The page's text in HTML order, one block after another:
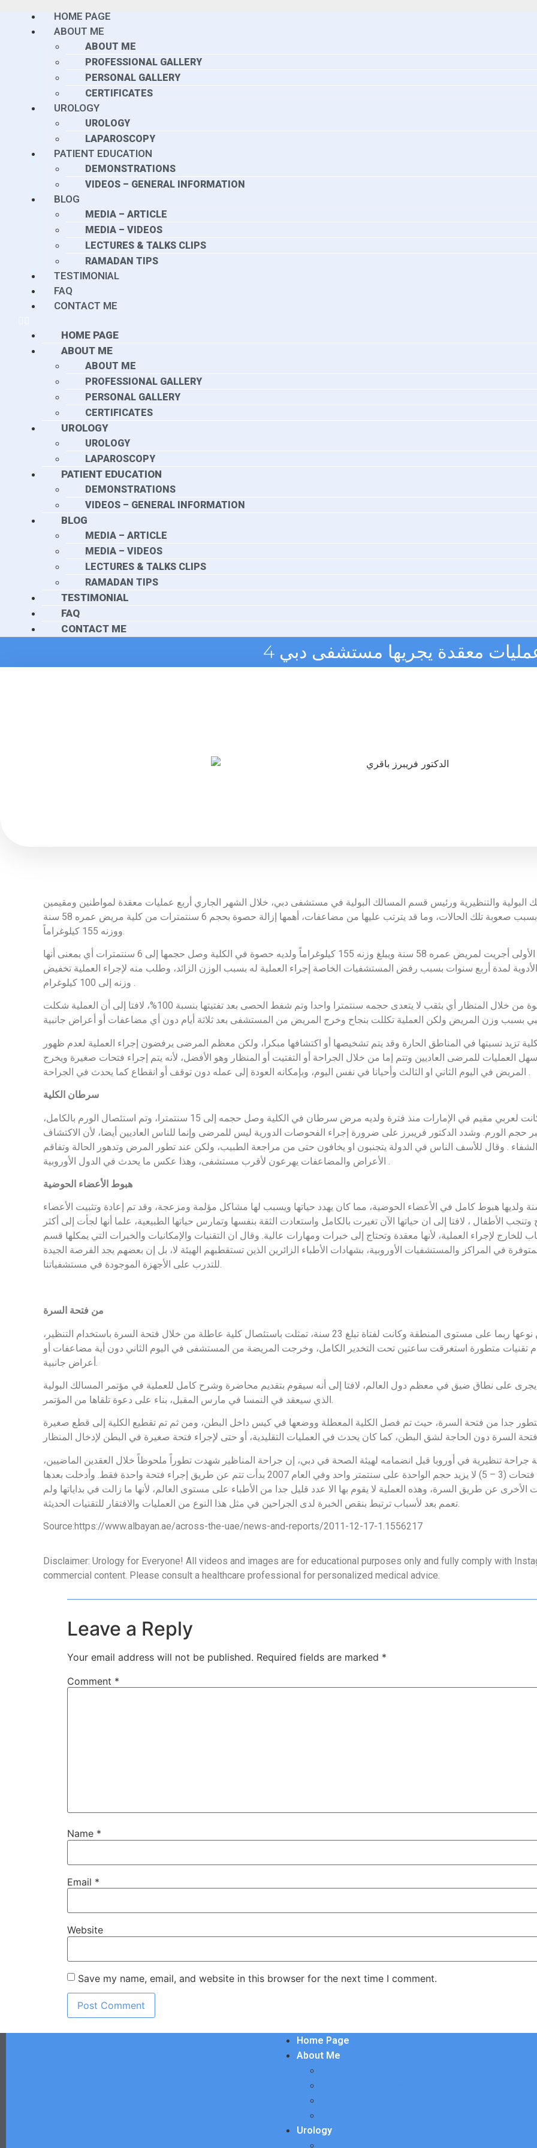
HOME PAGE
ABOUT ME
ABOUT ME
PROFESSIONAL GALLERY
PERSONAL GALLERY
CERTIFICATES
UROLOGY
UROLOGY
LAPAROSCOPY
PATIENT EDUCATION
DEMONSTRATIONS
VIDEOS – GENERAL INFORMATION
BLOG
MEDIA – ARTICLE
MEDIA – VIDEOS
LECTURES & TALKS CLIPS
RAMADAN TIPS
TESTIMONIAL
FAQ
CONTACT ME
HOME PAGE
ABOUT ME
ABOUT ME
PROFESSIONAL GALLERY
PERSONAL GALLERY
CERTIFICATES
UROLOGY
UROLOGY
LAPAROSCOPY
PATIENT EDUCATION
DEMONSTRATIONS
VIDEOS – GENERAL INFORMATION
BLOG
MEDIA – ARTICLE
MEDIA – VIDEOS
LECTURES & TALKS CLIPS
RAMADAN TIPS
TESTIMONIAL
FAQ
CONTACT ME
عمليات معقدة يجريها مستشفى دبي
والتنظيرية ورئيس قسم المسالك البولية في مستشفى دبي، خلال الشهر الجاري أربع عمليات معقدة لمواطنين ومقيمين
رفضت عدة مستشفيات في القطاع الخاص إجراءها لهم بسبب صعوبة تلك الحالات، وما قد يترتب عليها من مضاعفات، أهمها إزالة حصوة بحجم 6 سنتمترات من كلية مريض عمره 58 سنة
وقال الدكتور فريبرز في لقاء خاص مع «البيان»، إن العملية الأولى أجريت لمريض عمره 58 سنة ويبلغ وزنه 155 كيلوغراماً ولديه حصوة في الكلية وصل حجمها إلى 6 سنتمترات أي بمعنى أنها
لمدة أربع سنوات بسبب رفض المستشفيات الخاصة إجراء العملية له بسبب الوزن الزائد، وطلب منه لإجراء العملية تخفيض
وزنه إلى 100 كيلوغرام .
وأضاف، تم إجراء العملية للمريض وتم تفتيت وسحب الحصوة من خلال المنظار أي بثقب لا يتعدى حجمه سنتمترا واحدا وتم شفط الحصى بعد تفتيتها بنسبة 100%، لافتا إلى أن العملية شكلت
تزيد نسبتها في المناطق الحارة وقد يتم تشخيصها أو اكتشافها مبكرا، ولكن معظم المرضى يرفضون إجراء العملية لعدم ظهور
العمليات للمرضى العاديين وتتم إما من خلال الجراحة أو التفتيت أو المنظار وهو الأفضل، لأنه يتم إجراء فتحات صغيرة ويخرج
سرطان الكلية
وأضاف الدكتور فريبرز إن العملية الثانية التي قام بإجرائها كانت لعربي مقيم في الإمارات منذ فترة ولديه مرض سرطان في الكلية وصل حجمه إلى 15 سنتمترا، وتم استئصال الورم بالكامل،
الورم. وشدد الدكتور فريبرز على ضرورة إجراء الفحوصات الدورية ليس للمرضى وإنما للناس العاديين أيضا، لأن الاكتشاف
. وقال للأسف الناس في الدولة يتجنبون او يخافون حتى من مراجعة الطبيب، ولكن عند تطور المرض وتدهور الحالة وتفاقم
هبوط الأعضاء الحوضية
العملية الثالثة كانت لمريضة تبلغ من العمر 30 سنة ولديها هبوط كامل في الأعضاء الحوضية، مما كان يهدد حياتها ويسبب لها مشاكل مؤلمة ومزعجة، وقد تم إعادة وتثبيت الأعضاء
الأطفال ، لافتا إلى ان حياتها الآن تغيرت بالكامل واستعادت الثقة بنفسها وتمارس حياتها الطبيعية، علما أنها لجأت إلى أكثر
لإجراء العملية، لأنها معقدة وتحتاج إلى خبرات ومهارات عالية. وقال ان التقنيات والإمكانيات والخبرات التي يمكلها قسم
في المراكز والمستشفيات الأوروبية، بشهادات الأطباء الزائرين الذين تستقطبهم الهيئة لا، بل إن بعضهم يجد الفرصة الجيدة
للتدرب على الأجهزة الموجودة في مستشفياتنا.
من فتحة السرة
وقال الدكتور فريبرز إنه قام أيضا بإجراء أول عملية من نوعها ربما على مستوى المنطقة وكانت لفتاة تبلغ 23 سنة، تمثلت باستئصال كلية عاطلة من خلال فتحة السرة باستخدام التنظير،
تقنيات متطورة استغرقت ساعتين تحت التخدير الكامل، وخرجت المريضة من المستشفى في اليوم الثاني دون أية مضاعفات أو
يجرى على نطاق ضيق في معظم دول العالم، لافتا إلى أنه سيقوم بتقديم محاضرة وشرح كامل للعملية في مؤتمر المسالك البولية
الذي سيعقد في النمسا في مارس المقبل، بناء على دعوة تلقاها من المؤتمر.
جدا من فتحة السرة، حيث تم فصل الكلية المعطلة ووضعها في كيس داخل البطن، ومن ثم تم تقطيع الكلية إلى قطع صغيرة
فريبرز الذي قام بإجراء أكثر من 1000 عملية جراحة تنظيرية في أوروبا قبل انضمامه لهيئة الصحة في دبي، إن جراحة المناظير شهدت تطوراً ملحوظاً خلال العقدين الماضيين،
لافتا إلى أن الجراحة التنظيرية تجرى عادة عبر إجراء فتحات (3 – 5) لا يزيد حجم الواحدة على سنتمتر واحد وفي العام 2007 بدأت تتم عن طريق إجراء فتحة واحدة فقط. وأدخلت بعدها
عن طريق السرة، وهذه العملية لا يقوم بها الا عدد قليل جدا من الأطباء على مستوى العالم، لأنها ما زالت في بداياتها ولم
Source:https://www.albayan.ae/across-the-uae/news-and-reports/2011-12-17-1.1556217
Disclaimer: Urology for Everyone! All videos and images are for educational purposes only and fully comply with
commercial content. Please consult a healthcare professional for personalized medical advice.
Leave a Reply
Your email address will not be published. Required fields are marked *
Comment *
Name *
Email *
Website
Save my name, email, and website in this browser for the next time I comment.
Home Page
About Me
Urology